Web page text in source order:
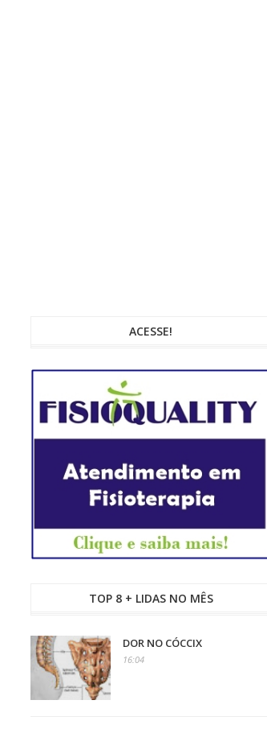
ACESSE!
TOP 8 + LIDAS NO MÊS
DOR NO CÓCCIX
16:04